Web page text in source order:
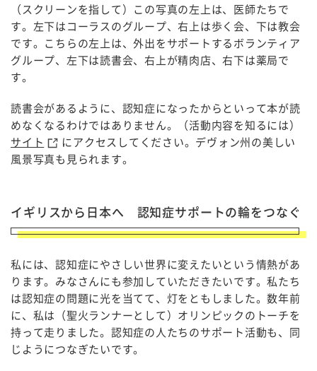
（スクリーンを指して）この写真の左上は、医師たちで
す。左下はコーラスのグループ、右上は歩く会、下は教会
です。こちらの左上は、外出をサポートするボランティア
グループ、左下は読書会、右上が精肉店、右下は薬局で
す。
読書会があるように、認知症になったからといって本が読
めなくなるわけではありません。（活動内容を知るには）
サイト
にアクセスしてください。デヴォン州の美しい
風景写真も見られます。
イギリスから日本へ 認知症サポートの輪をつなぐ
私には、認知症にやさしい世界に変えたいという情熱があ
ります。みなさんにも参加していただきたいです。私たち
は認知症の問題に光を当てて、灯をともしました。数年前
に、私は（聖火ランナーとして）オリンピックのトーチを
持って走りました。認知症の人たちのサポート活動も、同
じようにつなぎたいです。